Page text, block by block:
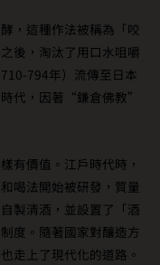
，這種作法被稱為「咬
後，淘汰了用口水咀嚼
794年）流傳至日本
代，因著“鎌倉佛教”
有價值。江戶時代時，
喝法開始被研發，質量
製清酒，並設置了「酒
度。隨著國家對釀造方
走上了現代化的道路。